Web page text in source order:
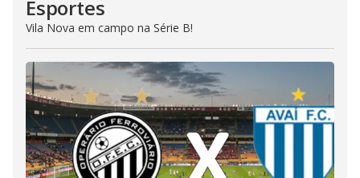
Esportes
Vila Nova em campo na Série B!